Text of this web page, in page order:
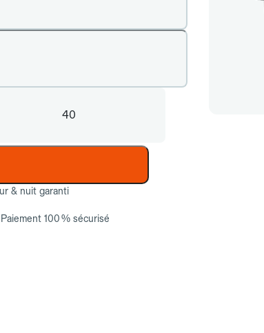
40
& nuit garanti
Paiement 100 % sécurisé